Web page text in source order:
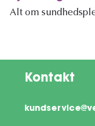
Alt om
Kontakt